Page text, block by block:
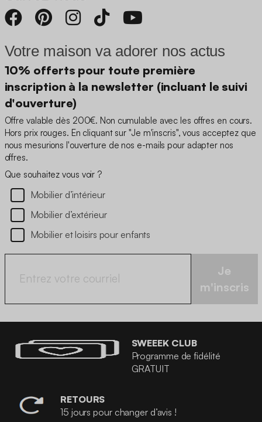
Votre maison va adorer nos actus
10% offerts pour toute première
inscription à la newsletter (incluant le suivi
d'ouverture)
Offre valable dès 200€. Non cumulable avec les offres en cours.
Hors prix rouges. En cliquant sur "Je m'inscris", vous acceptez que
nous mesurions l'ouverture de nos e-mails pour adapter nos
offres.
Que souhaitez vous voir ?
Mobilier d’intérieur
Mobilier d’extérieur
Mobilier et loisirs pour enfants
Je
m'inscris
SWEEEK CLUB
Programme de fidélité
GRATUIT
RETOURS
15 jours pour changer d’avis !